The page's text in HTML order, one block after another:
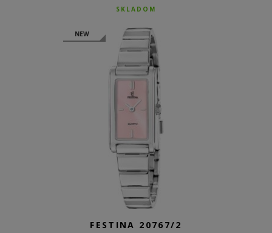
SKLADOM
NEW
FESTINA 20767/2